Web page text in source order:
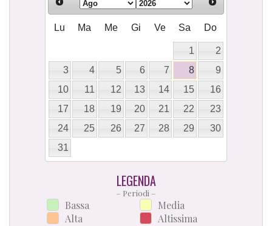
Lu Ma Me Gi Ve Sa Do
1
2
3
4 5 6 7 8
9
10
11 12 13 14 15
16
17
18 19 20 21 22
23
24
25 26 27 28 29
30
31
LEGENDA
– Periodi –
Bassa
Alta
Media
Altissima